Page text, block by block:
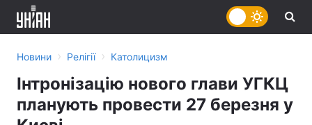
Новини › Релігії › Католицизм
Інтронізацію нового глави УГКЦ
планують провести 27 березня у